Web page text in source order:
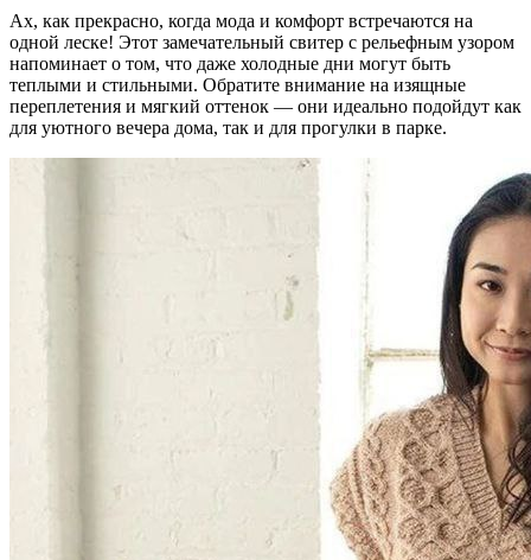
Ах, как прекрасно, когда мода и комфорт встречаются на
одной леске! Этот замечательный свитер с рельефным узором
напоминает о том, что даже холодные дни могут быть
теплыми и стильными. Обратите внимание на изящные
переплетения и мягкий оттенок — они идеально подойдут как
для уютного вечера дома, так и для прогулки в парке.